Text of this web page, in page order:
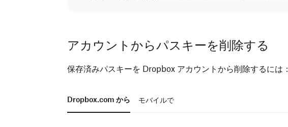
アカウントからパスキーを削除する
保存済みパスキーを Dropbox アカウントから削除するには：
Dropbox.com から モバイルで